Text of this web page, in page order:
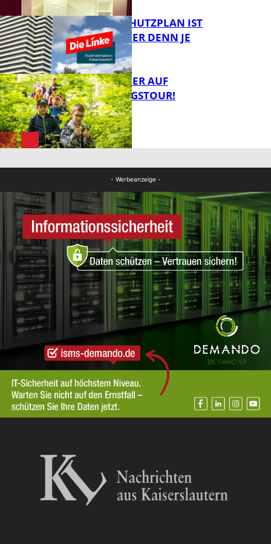
FB Gesundheit
FB News
EIN HITZESCHUTZPLAN IST
NOTWENDIGER DENN JE
MIT DEM JÄGER AUF
ENTDECKUNGSTOUR!
- Werbeanzeige -